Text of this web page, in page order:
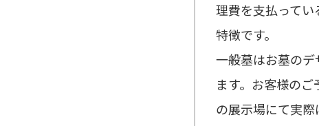
理費を支払って
特徴です。
一般墓はお墓の
ます。お客様の
の展示場にて実際